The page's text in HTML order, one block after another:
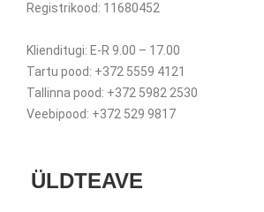
Registrikood: 11680452
Klienditugi: E-R 9.00 – 17.00
Tartu pood: +372 5559 4121
Tallinna pood: +372 5982 2530
Veebipood: +372 529 9817
ÜLDTEAVE